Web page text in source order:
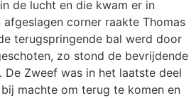
de lucht en die kwam er in
afgeslagen corner raakte Thomas
terugspringende bal werd door
zo stond de bevrijdende
Zweef was in het laatste deel
machte om terug te komen en